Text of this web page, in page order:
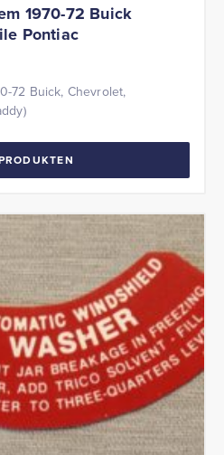
1970-72 Buick
Pontiac
72 Buick, Chevrolet,